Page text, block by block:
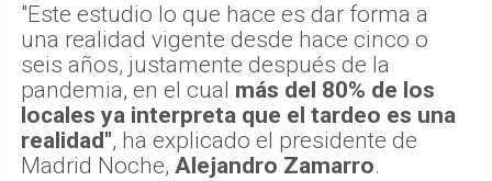
"Este estudio lo que hace es dar forma a
una realidad vigente desde hace cinco o
seis años, justamente después de la
pandemia, en el cual más del 80% de los
locales ya interpreta que el tardeo es una
realidad", ha explicado el presidente de
Madrid Noche, Alejandro Zamarro.